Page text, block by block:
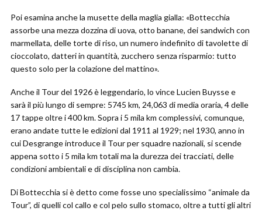
Poi esamina anche la musette della maglia gialla: «Bottecchia
assorbe una mezza dozzina di uova, otto banane, dei sandwich con
marmellata, delle torte di riso, un numero indefinito di tavolette di
cioccolato, datteri in quantità, zucchero senza risparmio: tutto
questo solo per la colazione del mattino».
Anche il Tour del 1926 è leggendario, lo vince Lucien Buysse e
sarà il più lungo di sempre: 5745 km, 24,063 di media oraria, 4 delle
17 tappe oltre i 400 km. Sopra i 5 mila km complessivi, comunque,
erano andate tutte le edizioni dal 1911 al 1929; nel 1930, anno in
cui Desgrange introduce il Tour per squadre nazionali, si scende
appena sotto i 5 mila km totali ma la durezza dei tracciati, delle
condizioni ambientali e di disciplina non cambia.
Di Bottecchia si è detto come fosse uno specialissimo “animale da
Tour”, di quelli col callo e col pelo sullo stomaco, oltre a tutti gli altri